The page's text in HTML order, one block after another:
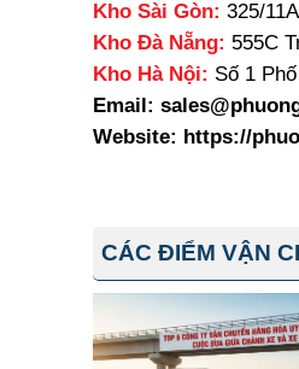
Kho Sài Gòn: 325/
Kho Đà Nẵng: 555C
Kho Hà Nội: Số 1
Email:
Website: https://
CÁC ĐIỂM VẬN